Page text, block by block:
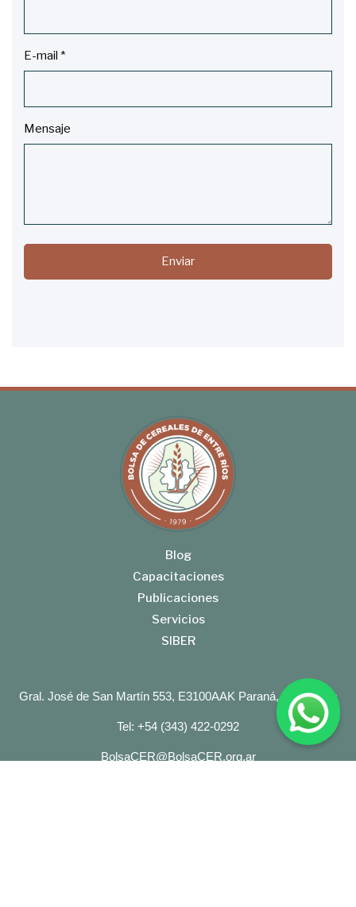
E-mail *
Mensaje
Enviar
Blog
Capacitaciones
Publicaciones
Servicios
SIBER
Gral. José de San Martín 553, E3100AAK Paraná, Entre Ríos
Tel: +54 (343) 422-0292
BolsaCER@BolsaCER.org.ar